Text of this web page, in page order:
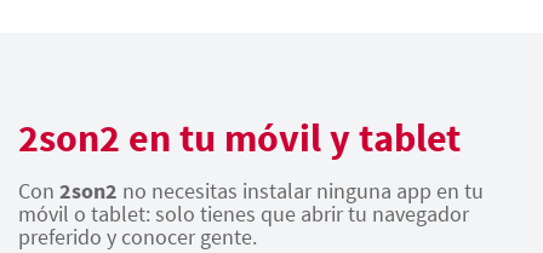
2son2 en tu móvil y tablet
Con 2son2 no necesitas instalar ninguna app en tu
móvil o tablet: solo tienes que abrir tu navegador
preferido y conocer gente.